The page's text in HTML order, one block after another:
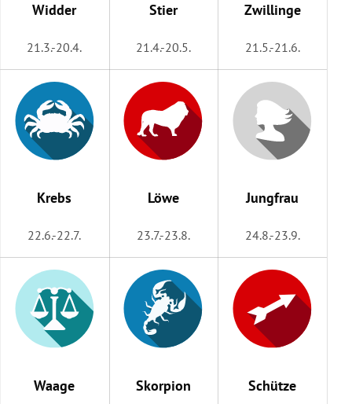
Untermenü
Widder
21.3.-20.4.
Stier
21.4.-20.5.
Zwillinge
21.5.-21.6.
Krebs
22.6.-22.7.
Löwe
23.7.-23.8.
Jungfrau
24.8.-23.9.
Waage Skorpion Schütze